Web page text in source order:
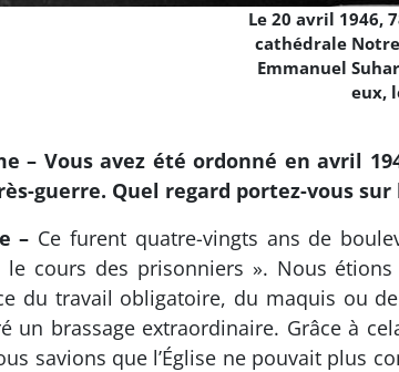
Le 20 avril 1946,
cathédrale
Emmanuel
eux,
– Vous avez été ordonné en avril
guerre. Quel regard portez-vous
– Ce furent quatre-vingts ans de
le cours des prisonniers ». Nous
du travail obligatoire, du maquis ou
un brassage extraordinaire. Grâce à
savions que l’Église ne pouvait plus